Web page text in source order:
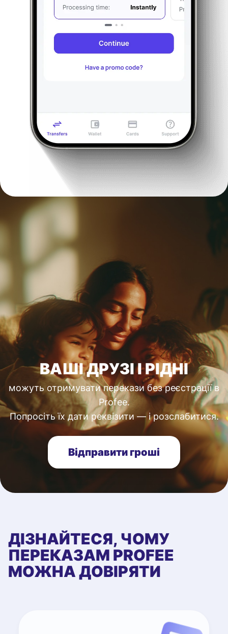
ВАШІ ДРУЗІ І РІДНІ
можуть отримувати перекази без реєстрації в
Profee.
Попросіть їх дати реквізити — і розслабитися.
Відправити гроші
ДІЗНАЙТЕСЯ, ЧОМУ
ПЕРЕКАЗАМ PROFEE
МОЖНА ДОВІРЯТИ